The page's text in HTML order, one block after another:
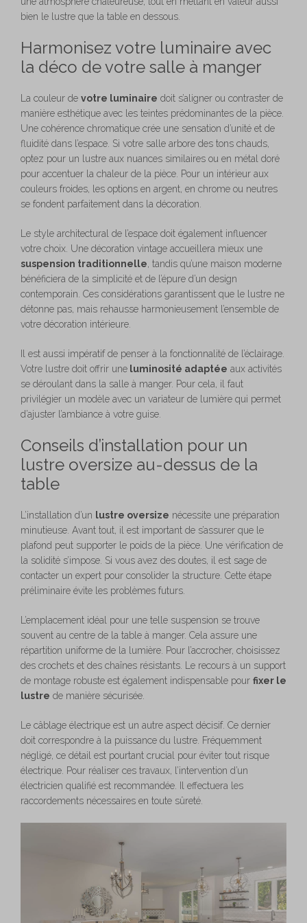
bien le lustre que la table en dessous.
Harmonisez votre luminaire avec
la déco de votre salle à manger
La couleur de votre luminaire doit s’aligner ou contraster de
manière esthétique avec les teintes prédominantes de la pièce.
Une cohérence chromatique crée une sensation d’unité et de
fluidité dans l’espace. Si votre salle arbore des tons chauds,
optez pour un lustre aux nuances similaires ou en métal doré
pour accentuer la chaleur de la pièce. Pour un intérieur aux
couleurs froides, les options en argent, en chrome ou neutres
se fondent parfaitement dans la décoration.
Le style architectural de l’espace doit également influencer
votre choix. Une décoration vintage accueillera mieux une
suspension traditionnelle , tandis qu’une maison moderne
bénéficiera de la simplicité et de l’épure d’un design
contemporain. Ces considérations garantissent que le lustre ne
détonne pas, mais rehausse harmonieusement l’ensemble de
votre décoration intérieure.
Il est aussi impératif de penser à la fonctionnalité de l’éclairage.
Votre lustre doit offrir une luminosité adaptée aux activités
se déroulant dans la salle à manger. Pour cela, il faut
privilégier un modèle avec un variateur de lumière qui permet
d’ajuster l’ambiance à votre guise.
Conseils d’installation pour un
lustre oversize au-dessus de la
table
L’installation d’un lustre oversize nécessite une préparation
minutieuse. Avant tout, il est important de s’assurer que le
plafond peut supporter le poids de la pièce. Une vérification de
la solidité s’impose. Si vous avez des doutes, il est sage de
contacter un expert pour consolider la structure. Cette étape
préliminaire évite les problèmes futurs.
L’emplacement idéal pour une telle suspension se trouve
souvent au centre de la table à manger. Cela assure une
répartition uniforme de la lumière. Pour l’accrocher, choisissez
des crochets et des chaînes résistants. Le recours à un support
de montage robuste est également indispensable pour fixer le
lustre de manière sécurisée.
Le câblage électrique est un autre aspect décisif. Ce dernier
doit correspondre à la puissance du lustre. Fréquemment
négligé, ce détail est pourtant crucial pour éviter tout risque
électrique. Pour réaliser ces travaux, l’intervention d’un
électricien qualifié est recommandée. Il effectuera les
raccordements nécessaires en toute sûreté.